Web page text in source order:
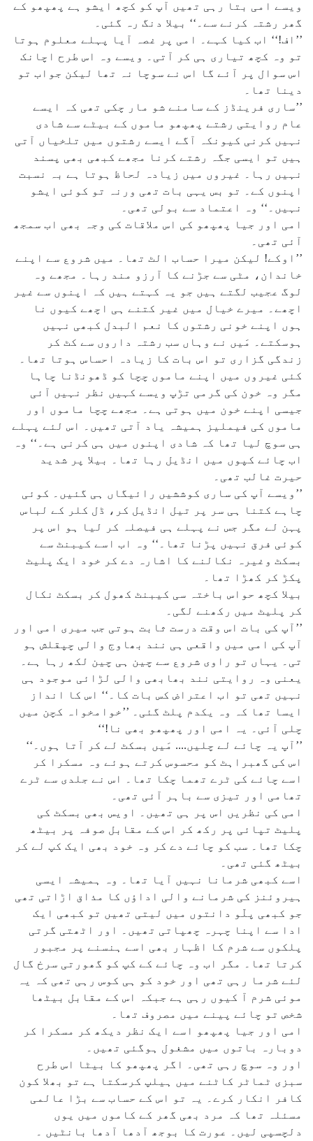
ویسے امی بتا رہی تھیں آپ کو کچھ ایشو ہے پھپھو کے
گھر رشتہ کرنے سے۔‘‘ بیلا دنگ رہ گئی۔
’’اف!‘‘ اب کیا کہے۔ امی پر غصہ آیا پہلے معلوم ہوتا
تو وہ کچھ تیاری ہی کر آتی۔ ویسے وہ اس طرح اچانک
اس سوال پر آئے گا اس نے سوچا نہ تھا لیکن جواب تو
دینا تھا۔
’’ساری فرینڈز کے سامنے شو مار چکی تھی کہ ایسے
عام روایتی رشتے پھپھو ماموں کے بیٹے سے شادی
نہیں کرنی کیونکہ آگے ایسے رشتوں میں تلخیاں آتی
ہیں تو ایسی جگہ رشتے کرنا مجھے کبھی بھی پسند
نہیں رہا۔ غیروں میں زیادہ لحاظ ہوتا ہے بہ نسبت
اپنوں کے۔ تو بس یہی بات تھی ورنہ تو کوئی ایشو
نہیں۔‘‘ وہ اعتماد سے بولی تھی۔
امی اور جیا پھپھو کی اس ملاقات کی وجہ بھی اب سمجھ
آئی تھی۔
’’اوکے! لیکن میرا حساب الٹ تھا۔ میں شروع سے اپنے
خاندان، مٹی سے جڑنے کا آرزو مند رہا۔ مجھے وہ
لوگ عجیب لگتے ہیں جو یہ کہتے ہیں کہ اپنوں سے غیر
اچھے۔ میرے خیال میں غیر کتنے ہی اچھے کیوں نا
ہوں اپنے خونی رشتوں کا نعم البدل کبھی نہیں
ہوسکتے۔ مَیں نے وہاں سب رشتہ داروں سے کٹ کر
زندگی گزاری تو اس بات کا زیادہ احساس ہوتا تھا۔
کئی غیروں میں اپنے ماموں چچا کو ڈھونڈنا چاہا
مگر وہ خون کی گرمی تڑپ ویسے کہیں نظر نہیں آئی
جیسی اپنے خون میں ہوتی ہے۔ مجھے چچا ماموں اور
ماموں کی فیملیز ہمیشہ یاد آتی تھیں۔ اس لئے پہلے
ہی سوچ لیا تھا کہ شادی اپنوں میں ہی کرنی ہے۔‘‘ وہ
اب چائے کپوں میں انڈیل رہا تھا۔ بیلا پر شدید
حیرت غالب تھی۔
’’ویسے آپ کی ساری کوششیں رائیگاں ہی گئیں۔ کوئی
چاہے کتنا ہی سر پر تیل انڈیل کر، ڈل کلر کے لباس
پہن لے مگر جس نے پہلے ہی فیصلہ کر لیا ہو اس پر
کوئی فرق نہیں پڑنا تھا۔‘‘ وہ اب اسے کیبنٹ سے
بسکٹ وغیرہ نکالنے کا اشارہ دے کر خود ایک پلیٹ
پکڑ کر کھڑا تھا۔
بیلا کچھ حواس باختہ سی کیبنٹ کھول کر بسکٹ نکال
کر پلیٹ میں رکھنے لگی۔
’’آپ کی بات اس وقت درست ثابت ہوتی جب میری امی اور
آپ کی امی میں واقعی ہی نند بھاوج والی چپقلش ہو
تی۔ یہاں تو راوی شروع سے چین ہی چین لکھ رہا ہے۔
یعنی وہ روایتی نند بھابھی والی لڑائی موجود ہی
نہیں تھی تو اب اعتراض کس بات کا۔‘‘ اس کا انداز
ایسا تھا کہ وہ یکدم پلٹ گئی۔ ’’خوامخواہ کچن میں
چلی آئی۔ یہ امی اور پھپھو بھی نا!‘‘
’’آپ یہ چائے لے چلیں.... مَیں بسکٹ لے کر آتا ہوں۔‘‘
اس کی گھبراہٹ کو محسوس کرتے ہوئے وہ مسکرا کر
اسے چائے کی ٹرے تھما چکا تھا۔ اس نے جلدی سے ٹرے
تھامی اور تیزی سے باہر آئی تھی۔
امی کی نظریں اس پر ہی تھیں۔ اویس بھی بسکٹ کی
پلیٹ تپائی پر رکھ کر اس کے مقابل صوفہ پر بیٹھ
چکا تھا۔ سب کو چائے دے کر وہ خود بھی ایک کپ لے کر
بیٹھ گئی تھی۔
اسے کبھی شرمانا نہیں آیا تھا۔ وہ ہمیشہ ایسی
ہیروئنز کی شرمانے والی اداؤں کا مذاق اڑاتی تھی
جو کبھی پلّو دانتوں میں لیتی تھیں تو کبھی ایک
ادا سے اپنا چہرہ چھپاتی تھیں۔ اور اٹھتی گرتی
پلکوں سے شرم کا اظہار بھی اسے ہنسنے پر مجبور
کرتا تھا۔ مگر اب وہ چائے کے کپ کو گھورتی سرخ گال
لئے شرما رہی تھی اور خود کو ہی کوس رہی تھی کہ یہ
موئی شرم آ کیوں رہی ہے جبکہ اس کے مقابل بیٹھا
شخص تو چائے پینے میں مصروف تھا۔
امی اور جیا پھپھو اسے ایک نظر دیکھ کر مسکرا کر
دوبارہ باتوں میں مشغول ہوگئی تھیں۔
اور وہ سوچ رہی تھی۔ اگر پھپھو کا بیٹا اس طرح
سبزی ٹماٹر کاٹنے میں ہیلپ کرسکتا ہے تو بھلا کون
کافر انکار کرے۔ یہ تو اس کے حساب سے بڑا عالمی
مسئلہ تھا کہ مرد بھی گھر کے کاموں میں یوں
دلچسپی لیں۔ عورت کا بوجھ آدھا آدھا بانٹیں ۔